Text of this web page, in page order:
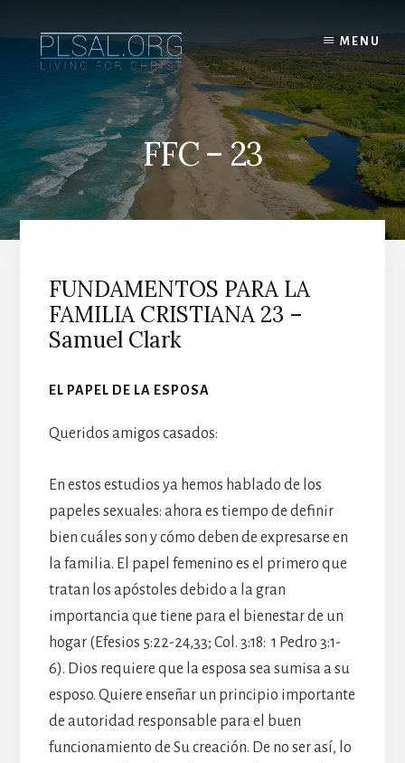
content
MENU
FFC – 23
FUNDAMENTOS PARA LA
FAMILIA CRISTIANA 23 –
Samuel Clark
EL PAPEL DE LA ESPOSA
Queridos amigos casados:
En estos estudios ya hemos hablado de los
papeles sexuales: ahora es tiempo de definir
bien cuáles son y cómo deben de expresarse en
la familia. El papel femenino es el primero que
tratan los apóstoles debido a la gran
importancia que tiene para el bienestar de un
hogar (Efesios 5:22-24,33; Col. 3:18: 1 Pedro 3:1-
6). Dios requiere que la esposa sea sumisa a su
esposo. Quiere enseñar un principio importante
de autoridad responsable para el buen
funcionamiento de Su creación. De no ser así, lo